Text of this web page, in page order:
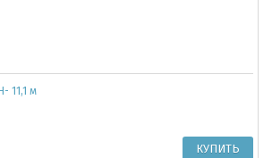
11,1 м